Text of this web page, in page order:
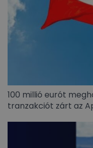
100 millió eurót
tranzakciót zárt az